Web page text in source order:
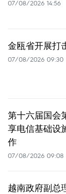
07/08/2026 14:56
金瓯省开展打
07/08/2026 09:30
第十六届国会
享电信基础设
作
07/08/2026 09:08
越南政府副总